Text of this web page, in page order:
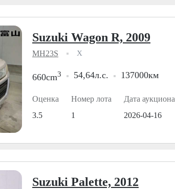
Suzuki Wagon R, 2009
MH23S X
660cm3 54,64л.с. 137000км
Оценка
3.5
Номер лота
1
Дата аукциона
2026-04-16
Suzuki Palette, 2012